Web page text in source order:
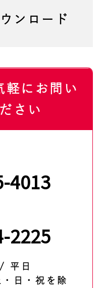
ンロード
軽にお問い
さい
4013
2225
平日
日・祝を除